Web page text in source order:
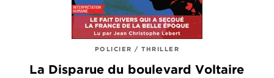
POLICIER / THRILLER
La Disparue du boulevard Voltaire